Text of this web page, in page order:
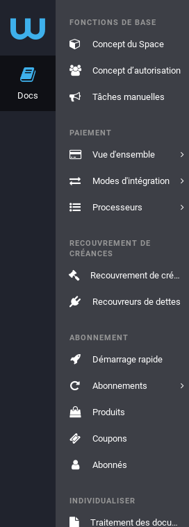
Docs
FONCTIONS DE BASE
Concept du Space
Concept d’autorisation
Tâches manuelles
PAIEMENT
Vue d'ensemble
Modes d'intégration
Processeurs
RECOUVREMENT DE
CRÉANCES
Recouvrement de créances
Recouvreurs de dettes
ABONNEMENT
Démarrage rapide
Abonnements
Produits
Coupons
Abonnés
INDIVIDUALISER
Traitement des documents